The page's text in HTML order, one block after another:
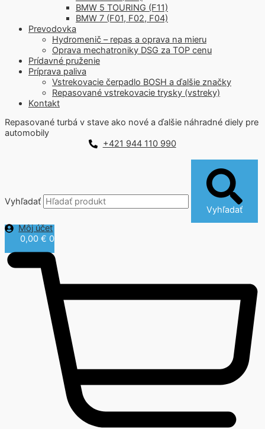
BMW 5 TOURING (F11)
BMW 7 (F01, F02, F04)
Prevodovka
Hydromenič – repas a oprava na mieru
Oprava mechatroniky DSG za TOP cenu
Prídavné pruženie
Príprava paliva
Vstrekovacie čerpadlo BOSH a ďalšie značky
Repasované vstrekovacie trysky (vstreky)
Kontakt
Repasované turbá v stave ako nové a ďalšie náhradné diely pre
automobily
+421 944 110 990
Vyhľadať
Vyhľadať
Môj účet
0,00 € 0